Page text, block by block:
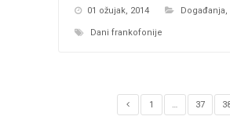
01 ožujak, 2014 Događanja
Dani frankofonije
1 37